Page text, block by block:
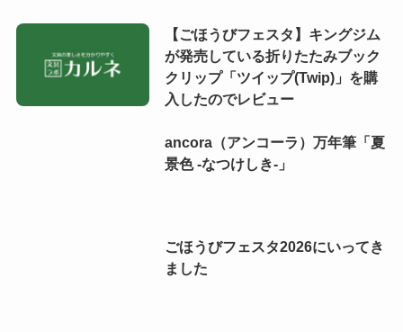
【ごほうびフェスタ】キングジム
が発売している折りたたみブック
クリップ「ツイップ(Twip)」を購
入したのでレビュー
ancora（アンコーラ）万年筆「夏
景色 -なつけしき-」
ごほうびフェスタ2026にいってき
ました